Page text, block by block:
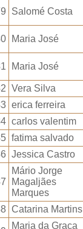
Salomé Costa
Maria José
Maria José
Vera Silva
erica ferreira
carlos valentim
fatima salvado
Jessica Castro
Mário Jorge
Magaljães
Marques
Catarina Martins
Maria da Graça